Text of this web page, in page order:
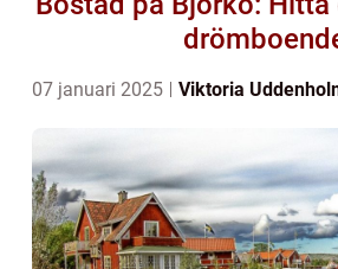
07 januari 2025 Viktoria